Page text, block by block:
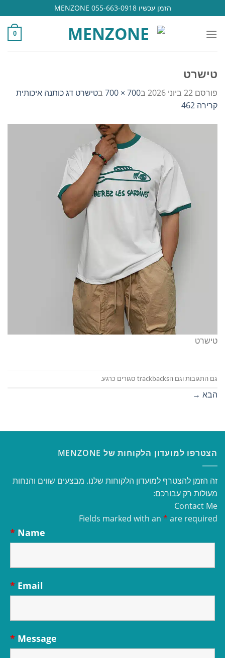
to
content
הזמן עכשיו 055-663-0918 MENZONE
0
טישרט
פורסם 22 ביוני 2026 ב700 × 700 בטישרט דג כותנה איכותית
קרירה 462
טישרט
גם התגובות וגם הtrackbacks סגורים כרגע.
הבא →
הצטרפו למועדון הלקוחות של MENZONE
זה הזמן להצטרף למועדון הלקוחות שלנו. מבצעים שווים והנחות
מעולות רק עבורכם:
Contact Me
Fields marked with an * are required
Name
*
Email
*
Message
*